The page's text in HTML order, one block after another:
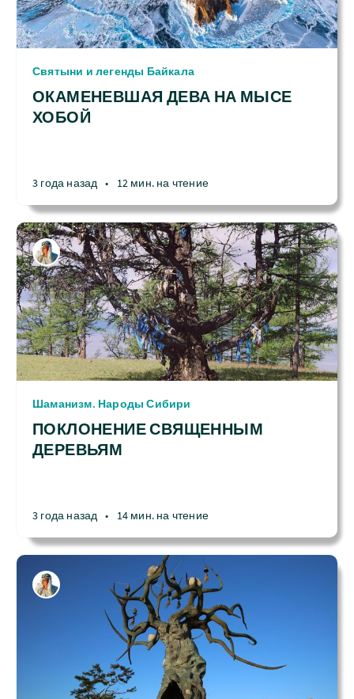
Святыни и легенды Байкала
ОКАМЕНЕВШАЯ ДЕВА НА МЫСЕ
ХОБОЙ
3 года назад • 12 мин. на чтение
Шаманизм. Народы Сибири
ПОКЛОНЕНИЕ СВЯЩЕННЫМ
ДЕРЕВЬЯМ
3 года назад • 14 мин. на чтение